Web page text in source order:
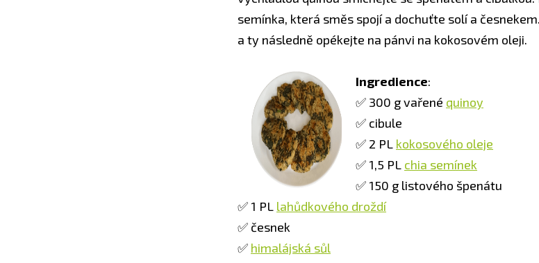
semínka, která směs spojí a dochuťte solí a
a ty následně opékejte na pánvi na kokosovém oleji.
Ingredience:
✅ 300 g vařené quinoy
✅ cibule
✅ 2 PL kokosového oleje
✅ 1,5 PL chia semínek
✅ 150 g listového špenátu
✅ 1 PL lahůdkového droždí
✅ česnek
✅ himalájská sůl